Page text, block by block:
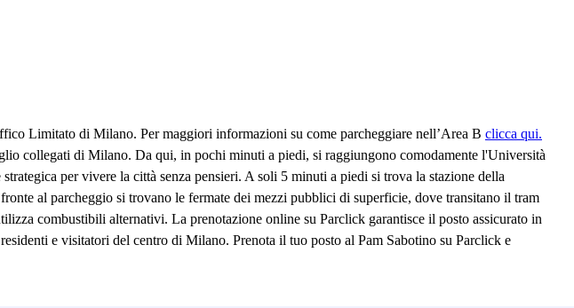
Limitato di Milano. Per maggiori informazioni su come parcheggiare nell’Area B clicca qui.
collegati di Milano. Da qui, in pochi minuti a piedi, si raggiungono comodamente l'Università
per vivere la città senza pensieri. A soli 5 minuti a piedi si trova la stazione della
al parcheggio si trovano le fermate dei mezzi pubblici di superficie, dove transitano il tram
combustibili alternativi. La prenotazione online su Parclick garantisce il posto assicurato in
e visitatori del centro di Milano. Prenota il tuo posto al Pam Sabotino su Parclick e